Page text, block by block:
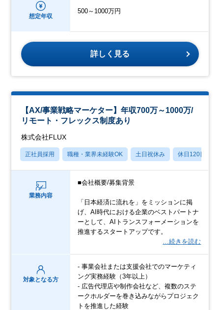
想定年収
500～1000万円
詳しく見る
【AX/事業戦略マーケター】年収700万～1000万/
リモート・フレックス制度あり
株式会社FLUX
正社員採用 職種・業界未経験OK 土日祝休み 休日120日以上
業務内容
■会社概要/募集背景
「日本経済に流れを」をミッションに掲
げ、AI時代における企業のベストパートナ
ーとして、AIトランスフォーメーションを
推進するスタートアップです。
…続きを読む
対象となる方
- 事業会社または支援会社でのマーケティ
ング実務経験（3年以上）
- 広告代理店や制作会社など、複数のステ
ークホルダーを巻き込みながらプロジェク
トを推進した経験